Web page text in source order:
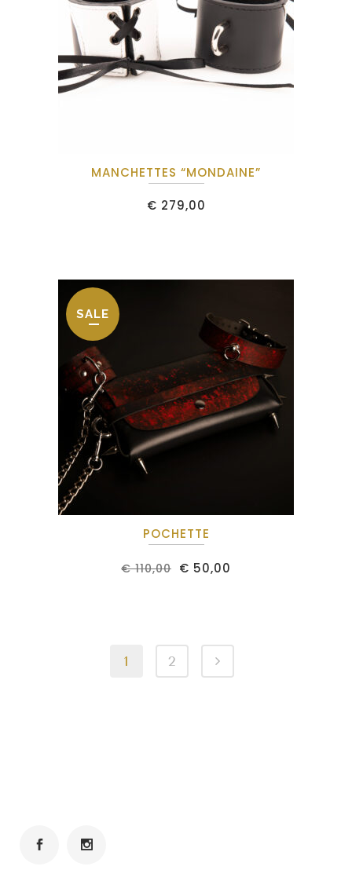
MANCHETTES “MONDAINE”
€ 279,00
SALE
POCHETTE
€110,00 € 50,00
1 2